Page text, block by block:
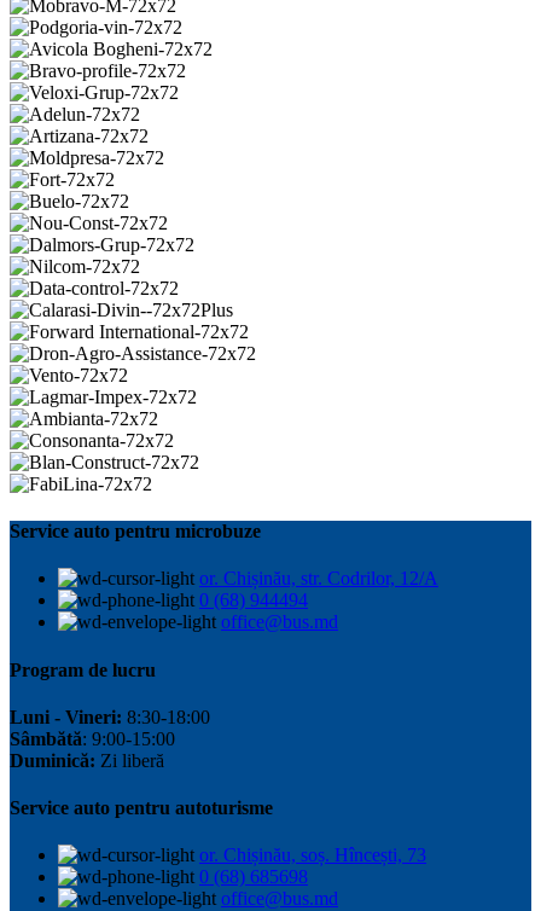
Service auto pentru microbuze
or. Chișinău, str. Codrilor, 12/A
0 (68) 944494
office@bus.md
Program de lucru
Luni - Vineri: 8:30-18:00
Sâmbătă: 9:00-15:00
Duminică: Zi liberă
Service auto pentru autoturisme
or. Chișinău, soș. Hîncești, 73
0 (68) 685698
office@bus.md